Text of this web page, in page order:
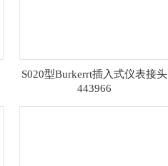
S020型Burkerrt插入式仪表接头
443966